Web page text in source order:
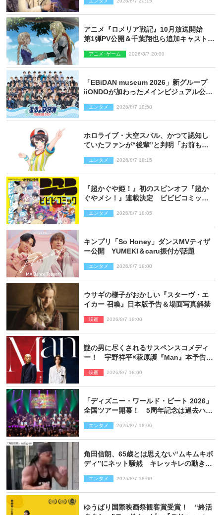
アニメ『ロメリア戦記』10月放送開始
第1弾PV公開＆千葉翔也ら追加キャスト4
アニメ･ゲーム 2026/8/7 20:00
「EBiDAN museum 2026」新グループ
iiONDOが加わったメインビジュアル公
エンタメ 2026/8/7 18:50
ホロライブ・大空スバル、かつて認知し
ていたファンが“後輩”と判明「お前もし
エンタメ 2026/8/7 18:15
『超かぐや姫！』初のスピンオフ『超か
ぐやメシ！』連載決定 ビビビコミック
エンタメ 2026/8/7 18:05
キンプリ「So Honey」ダンスMVティザ
ー公開 YUMEKI＆caru振付が話題
エンタメ 2026/8/7 18:00
ウサギの様子がおかしい『スターヴ・エ
イカー 召喚』日本版予告＆場面写真解禁
映画 2026/8/7 18:00
謎の男に尽くされるサスペンスコメディ
ー！ 宇野祥平×萩原護『Man』本予告＆
映画 2026/8/7 18:00
「ディズニー・ワールド・ビート 2026」
全国ツアー開幕！ 5周年記念は過去ハイ
ポート】
エンタメ 2026/8/7 18:00
角田信朗、65歳とは思えない“ムキムキボ
ディ”にネット騒然 キレッキレの動きを
エンタメ 2026/8/7 18:00
ゆうばり国際映画祭観客賞受賞！ “終活